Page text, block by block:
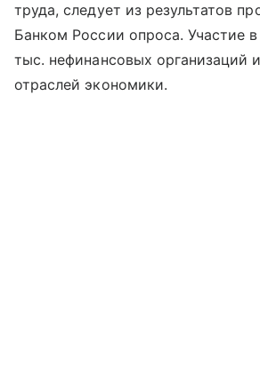
труда, следует из результатов
Банком России опроса. Участие
тыс. нефинансовых организаций
отраслей экономики.